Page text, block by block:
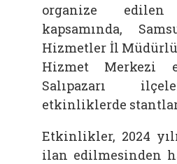
organize
kapsamında,
Hizmetler İl
Hizmet Merkezi
Salıpazarı
etkinliklerde
Etkinlikler, 2024
ilan edilmesinden